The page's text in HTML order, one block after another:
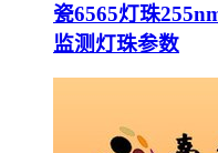
瓷6565灯珠
监测灯珠参数